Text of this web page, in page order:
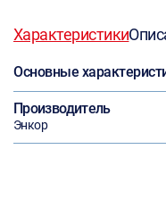
Характеристики
Основные
Производитель
Энкор